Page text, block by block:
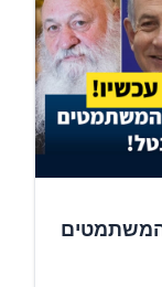
המשתמטים